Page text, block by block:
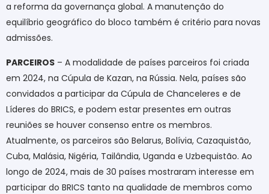
a reforma da governança global. A manutenção do
equilíbrio geográfico do bloco também é critério para novas
admissões.
PARCEIROS – A modalidade de países parceiros foi criada
em 2024, na Cúpula de Kazan, na Rússia. Nela, países são
convidados a participar da Cúpula de Chanceleres e de
Líderes do BRICS, e podem estar presentes em outras
reuniões se houver consenso entre os membros.
Atualmente, os parceiros são Belarus, Bolívia, Cazaquistão,
Cuba, Malásia, Nigéria, Tailândia, Uganda e Uzbequistão. Ao
longo de 2024, mais de 30 países mostraram interesse em
participar do BRICS tanto na qualidade de membros como